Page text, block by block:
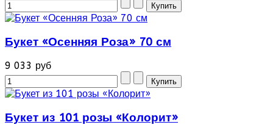
Букет «Осенняя Роза» 70 см
9 033 руб
Букет из 101 розы «Колорит»